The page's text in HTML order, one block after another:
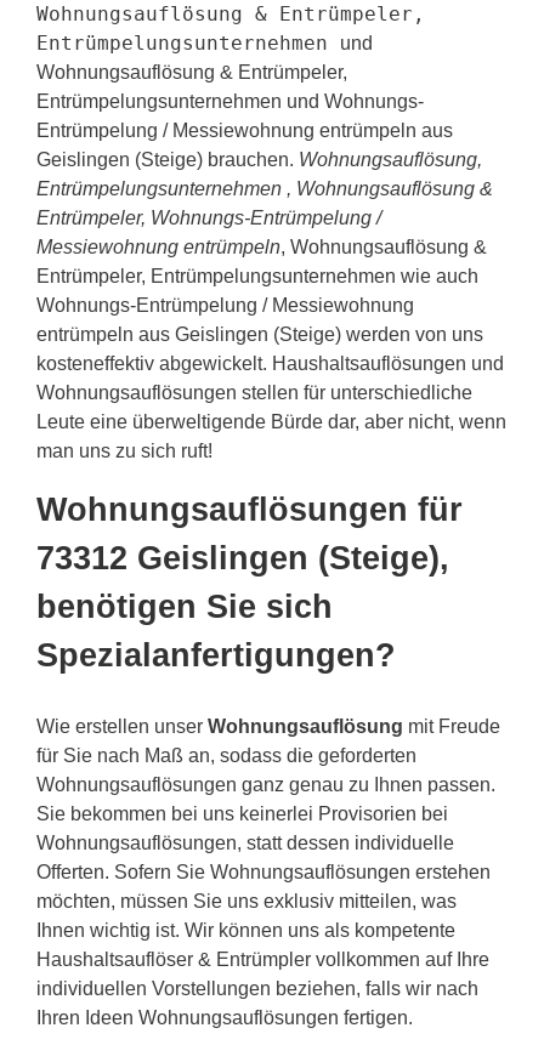
Wohnungsauflösung & Entrümpeler,
Entrümpelungsunternehmen
und
Wohnungsauflösung & Entrümpeler,
Entrümpelungsunternehmen und Wohnungs-
Entrümpelung / Messiewohnung entrümpeln aus
Geislingen (Steige) brauchen. Wohnungsauflösung,
Entrümpelungsunternehmen , Wohnungsauflösung &
Entrümpeler, Wohnungs-Entrümpelung /
Messiewohnung entrümpeln, Wohnungsauflösung &
Entrümpeler, Entrümpelungsunternehmen wie auch
Wohnungs-Entrümpelung / Messiewohnung
entrümpeln aus Geislingen (Steige) werden von uns
kosteneffektiv abgewickelt. Haushaltsauflösungen und
Wohnungsauflösungen stellen für unterschiedliche
Leute eine überweltigende Bürde dar, aber nicht, wenn
man uns zu sich ruft!
Wohnungsauflösungen für
73312 Geislingen (Steige),
benötigen Sie sich
Spezialanfertigungen?
Wie erstellen unser Wohnungsauflösung mit Freude
für Sie nach Maß an, sodass die geforderten
Wohnungsauflösungen ganz genau zu Ihnen passen.
Sie bekommen bei uns keinerlei Provisorien bei
Wohnungsauflösungen, statt dessen individuelle
Offerten. Sofern Sie Wohnungsauflösungen erstehen
möchten, müssen Sie uns exklusiv mitteilen, was
Ihnen wichtig ist. Wir können uns als kompetente
Haushaltsauflöser & Entrümpler vollkommen auf Ihre
individuellen Vorstellungen beziehen, falls wir nach
Ihren Ideen Wohnungsauflösungen fertigen.